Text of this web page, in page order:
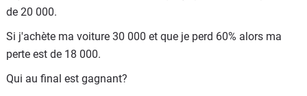
de 20 000.
Si j'achète ma voiture 30 000 et que je perd 60% alors ma
perte est de 18 000.
Qui au final est gagnant?